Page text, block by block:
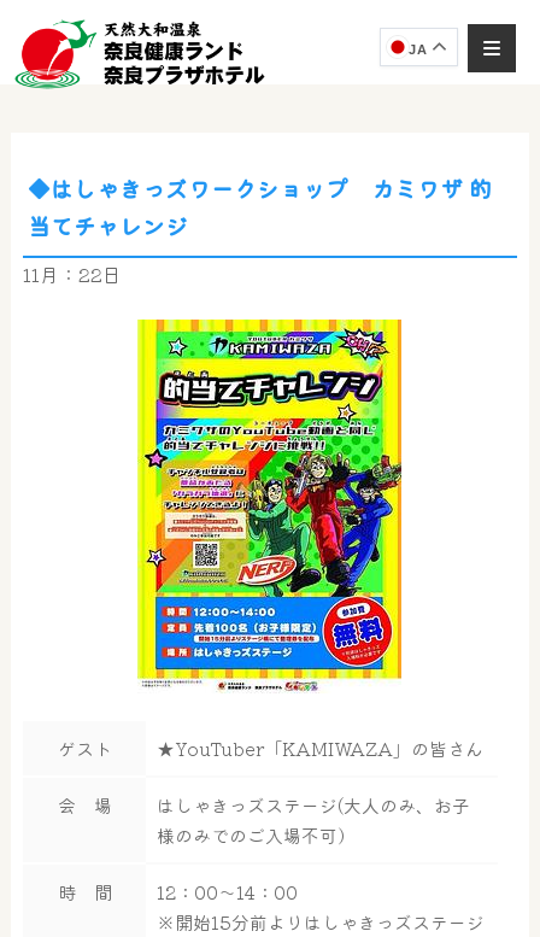
JA
◆はしゃきっズワークショップ カミワザ 的
当てチャレンジ
11月：22日
ゲスト ★YouTuber「KAMIWAZA」の皆さん
会 場
はしゃきっズステージ(大人のみ、お子
様のみでのご入場不可）
時 間
12：00～14：00
※開始15分前よりはしゃきっズステージ
AIコンシェルジュ
ご質問をお伺いします。